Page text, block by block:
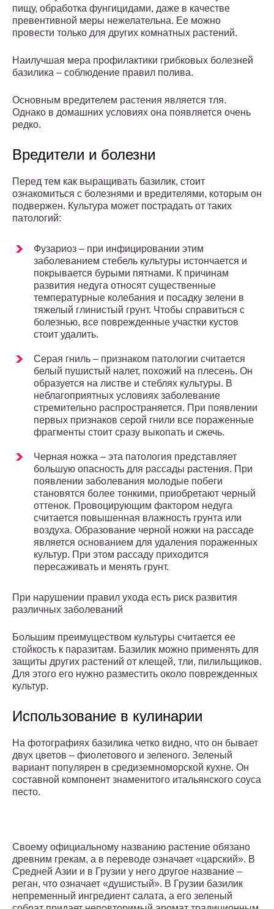
пищу, обработка фунгицидами, даже в качестве
превентивной меры нежелательна. Ее можно
провести только для других комнатных растений.
Наилучшая мера профилактики грибковых болезней
базилика – соблюдение правил полива.
Основным вредителем растения является тля.
Однако в домашних условиях она появляется очень
редко.
Вредители и болезни
Перед тем как выращивать базилик, стоит
ознакомиться с болезнями и вредителями, которым он
подвержен. Культура может пострадать от таких
патологий:
Фузариоз – при инфицировании этим
заболеванием стебель культуры истончается и
покрывается бурыми пятнами. К причинам
развития недуга относят существенные
температурные колебания и посадку зелени в
тяжелый глинистый грунт. Чтобы справиться с
болезнью, все поврежденные участки кустов
стоит удалить.
Серая гниль – признаком патологии считается
белый пушистый налет, похожий на плесень. Он
образуется на листве и стеблях культуры. В
неблагоприятных условиях заболевание
стремительно распространяется. При появлении
первых признаков серой гнили все пораженные
фрагменты стоит сразу выкопать и сжечь.
Черная ножка – эта патология представляет
большую опасность для рассады растения. При
появлении заболевания молодые побеги
становятся более тонкими, приобретают черный
оттенок. Провоцирующим фактором недуга
считается повышенная влажность грунта или
воздуха. Образование черной ножки на рассаде
является основанием для удаления пораженных
культур. При этом рассаду приходится
пересаживать и менять грунт.
При нарушении правил ухода есть риск развития
различных заболеваний
Большим преимуществом культуры считается ее
стойкость к паразитам. Базилик можно применять для
защиты других растений от клещей, тли, пилильщиков.
Для этого его нужно разместить около поврежденных
культур.
Использование в кулинарии
На фотографиях базилика четко видно, что он бывает
двух цветов – фиолетового и зеленого. Зеленый
вариант популярен в средиземноморской кухне. Он
составной компонент знаменитого итальянского соуса
песто.
Своему официальному названию растение обязано
древним грекам, а в переводе означает «царский». В
Средней Азии и в Грузии у него другое название –
реган, что означает «душистый». В Грузии базилик
непременный ингредиент салата, а его зеленый